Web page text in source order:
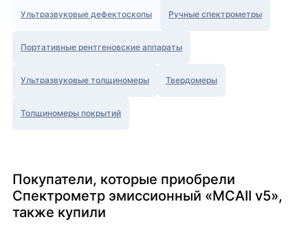
Ультразвуковые дефектоскопы Ручные спектрометры
Портативные рентгеновские аппараты
Ультразвуковые толщиномеры Твердомеры
Толщиномеры покрытий
Покупатели, которые приобрели
Спектрометр эмиссионный «МСАII v5»,
также купили